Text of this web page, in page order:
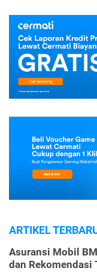
ARTIKEL
Asuransi Mobil
dan Rekomendasi